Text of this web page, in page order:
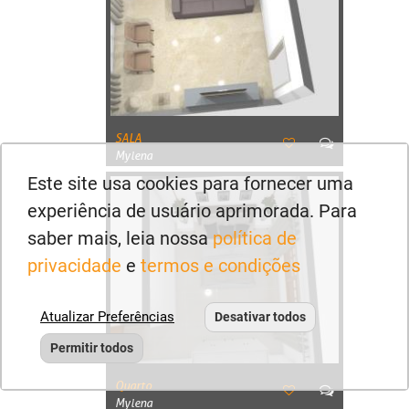
SALA
Mylena
Quarto
Mylena
Este site usa cookies para fornecer uma
experiência de usuário aprimorada. Para
saber mais, leia nossapolítica de
privacidade e termos e condições
Atualizar Preferências Desativar todos
Permitir todos